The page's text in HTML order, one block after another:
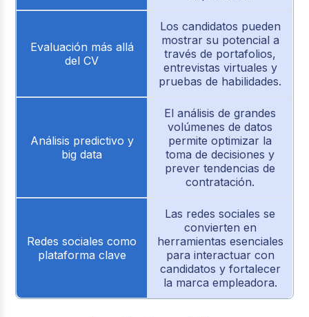
Evaluación más allá
del CV
Los candidatos pueden
mostrar su potencial a
través de portafolios,
entrevistas virtuales y
pruebas de habilidades.
Análisis predictivo y
big data
El análisis de grandes
volúmenes de datos
permite optimizar la
toma de decisiones y
prever tendencias de
contratación.
Redes sociales como
plataforma clave
Las redes sociales se
convierten en
herramientas esenciales
para interactuar con
candidatos y fortalecer
la marca empleadora.